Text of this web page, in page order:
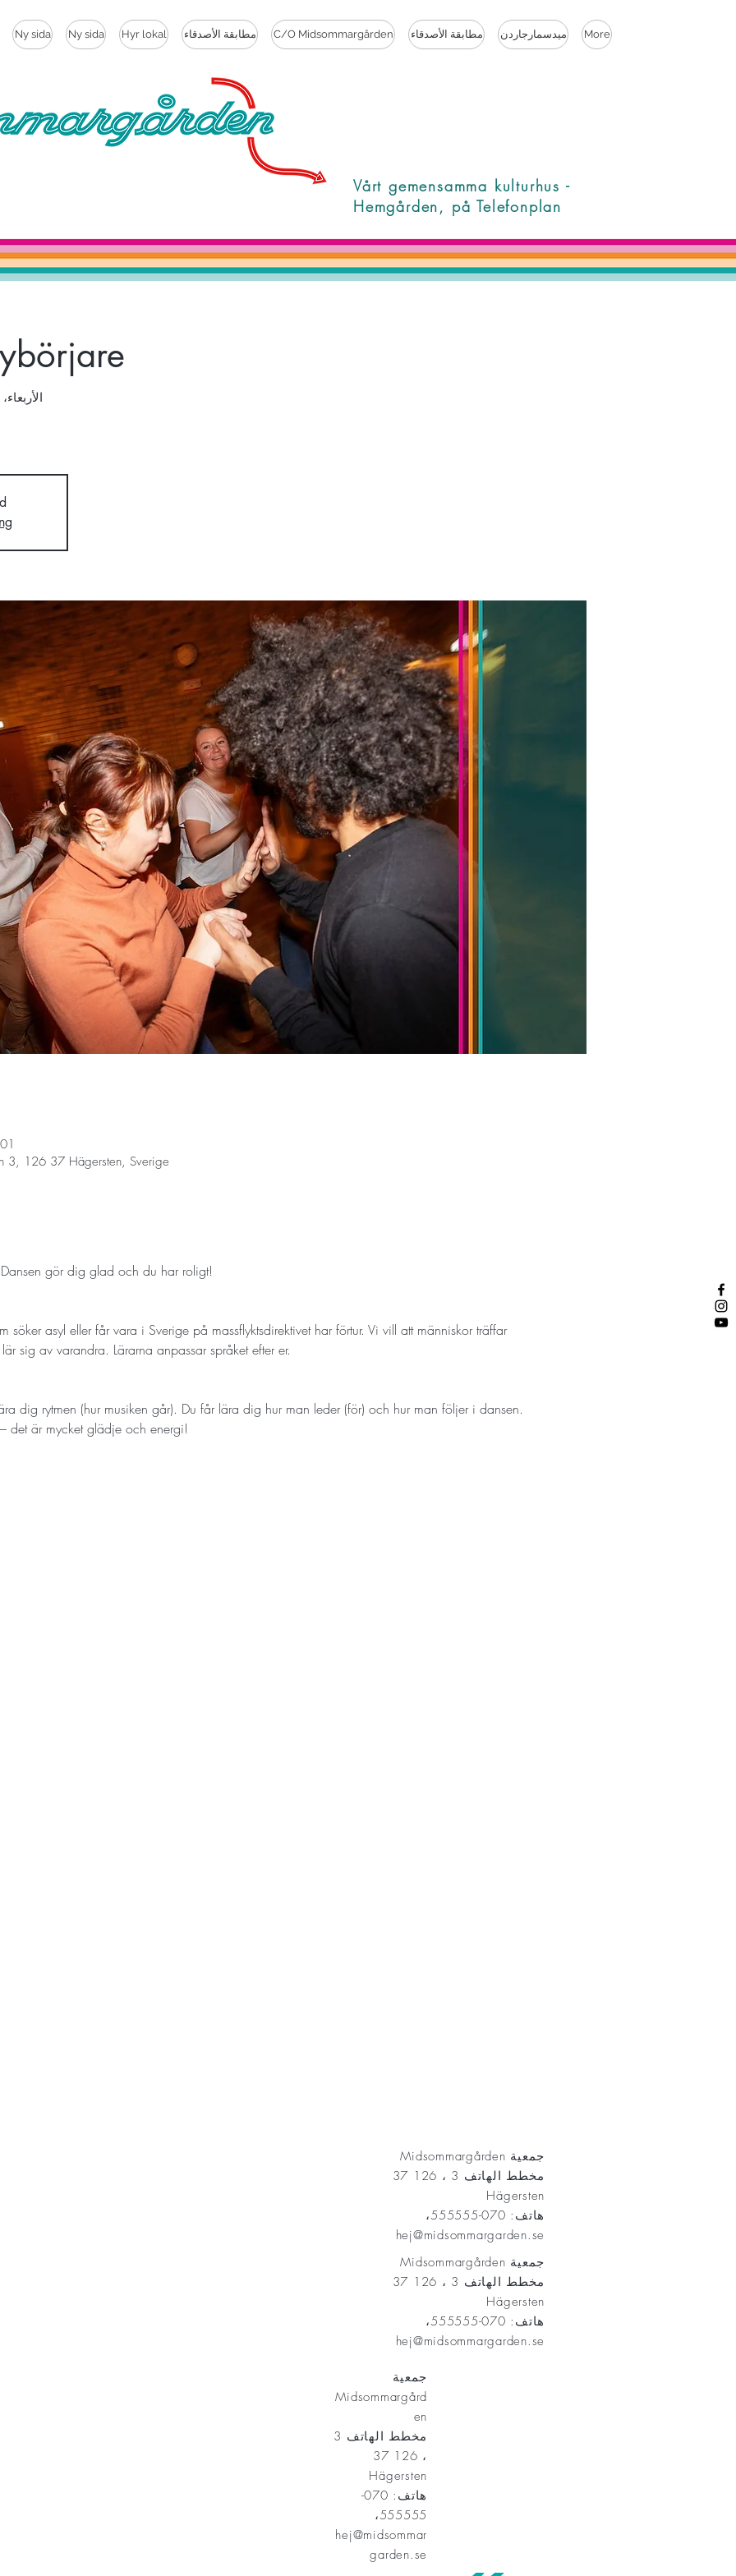
Ny sida Ny sida Hyr lokal مطابقة الأصدقاء C/O Midsommargården مطابقة الأصدقاء ميدسمارجاردن More
Vårt gemensamma kulturhus -
Hemgården, på Telefonplan
الأربعاء، 01 أبريل
01 أبريل 2026، 6:00 م – 7:00 م
3, 126 37 Hägersten, Sverige
gör dig glad och du har roligt!
söker asyl eller får vara i Sverige på massflyktsdirektivet har förtur. Vi vill att människor träffar
sig av varandra. Lärarna anpassar språket efter er.
dig rytmen (hur musiken går). Du får lära dig hur man leder (för) och hur man följer i dansen.
det är mycket glädje och energi!
جمعية Midsommargården
مخطط الهاتف 3 ، 126 37
Hägersten
هاتف: 070-555555،
hej@midsommargarden.se
جمعية Midsommargården
مخطط الهاتف 3 ، 126 37
Hägersten
هاتف: 070-555555،
hej@midsommargarden.se
جمعية
Midsommargård
en
مخطط الهاتف 3
، 126 37
Hägersten
هاتف: 070-
555555،
hej@midsommar
garden.se